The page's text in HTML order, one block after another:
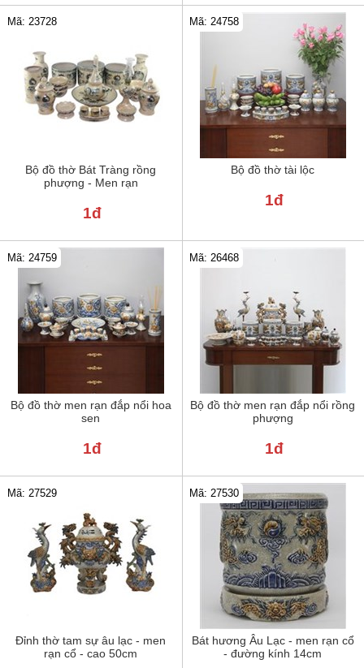
Bộ đồ thờ Bát Tràng rồng
phượng - Men rạn
Mã: 23728
1đ
Bộ đồ thờ tài lộc
Mã: 24758
1đ
Bộ đồ thờ men rạn đắp nổi hoa
sen
Mã: 24759
1đ
Bộ đồ thờ men rạn đắp nổi rồng
phượng
Mã: 26468
1đ
Đỉnh thờ tam sự âu lạc - men
rạn cổ - cao 50cm
Mã: 27529
Bát hương Âu Lạc - men rạn cổ
- đường kính 14cm
Mã: 27530